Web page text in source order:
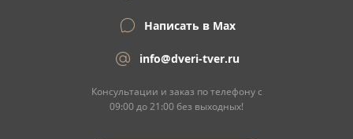
Написать в Max
info@dveri-tver.ru
Консультации и заказ по телефону с
09:00 до 21:00 без выходных!